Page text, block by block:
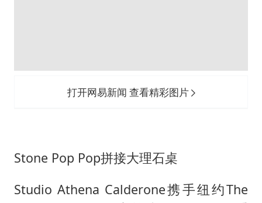
打开网易新闻 查看精彩图片
Stone Pop Pop拼接大理石桌
Studio Athena Calderone携手纽约The